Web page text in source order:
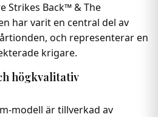
Strikes Back™ & The
har varit en central del av
och representerar en
krigare.
högkvalitativ
modell är tillverkad av